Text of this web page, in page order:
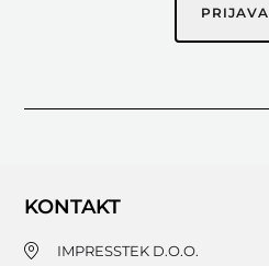
PRIJAVA
KONTAKT
IMPRESSTEK D.O.O.